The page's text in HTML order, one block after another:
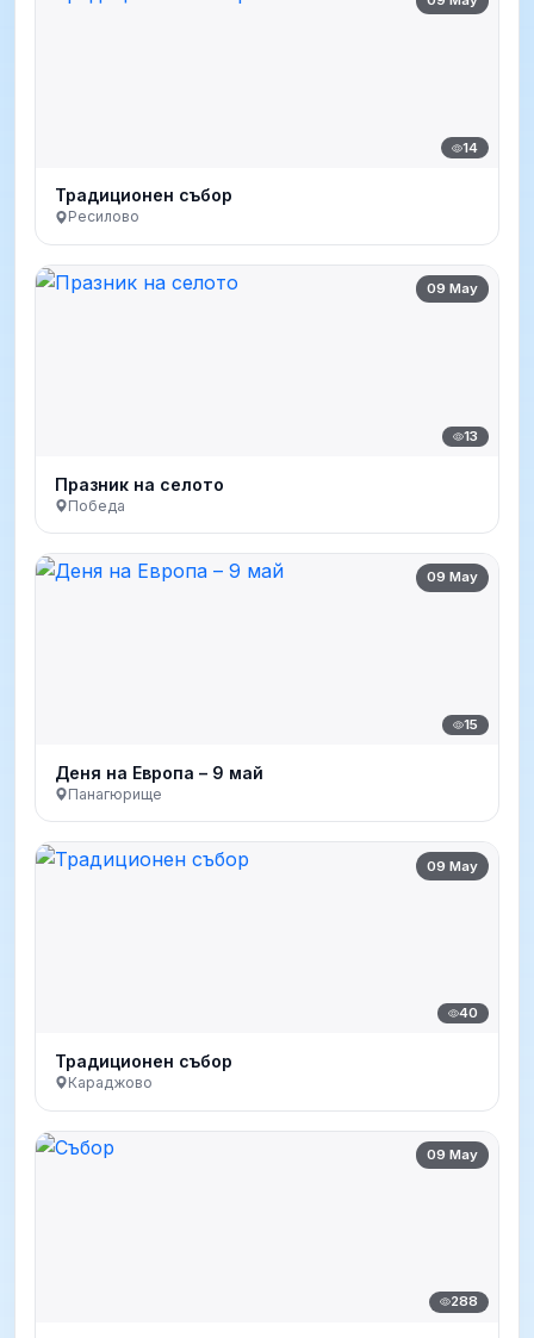
14
Традиционен събор
Ресилово
09 May
13
Празник на селото
Победа
09 May
15
Деня на Европа – 9 май
Панагюрище
09 May
40
Традиционен събор
Караджово
09 May
288